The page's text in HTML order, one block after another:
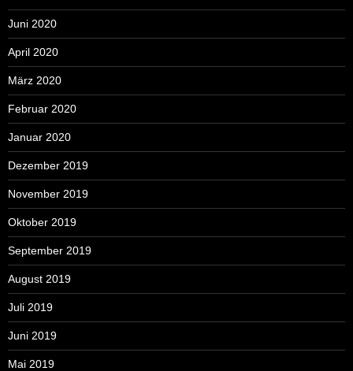
Juni 2020
April 2020
März 2020
Februar 2020
Januar 2020
Dezember 2019
November 2019
Oktober 2019
September 2019
August 2019
Juli 2019
Juni 2019
Mai 2019